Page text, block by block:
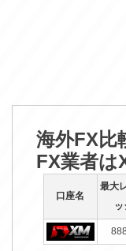
海外FX比
FX業者は
口座名
最大